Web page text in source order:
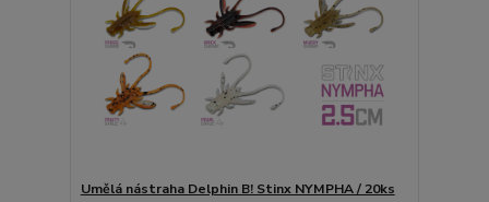
Umělá nástraha Delphin B! Stinx NYMPHA / 20ks